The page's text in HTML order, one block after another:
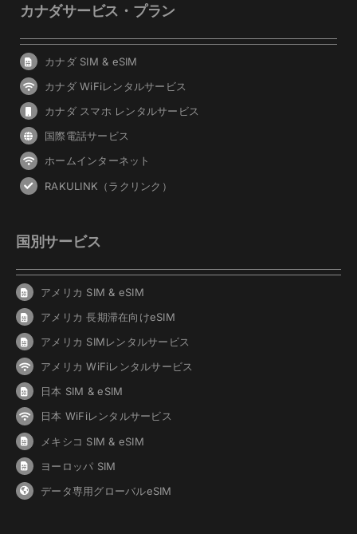
カナダサービス・プラン
カナダ SIM & eSIM
カナダ WiFiレンタルサービス
カナダ スマホ レンタルサービス
国際電話サービス
ホームインターネット
RAKULINK（ラクリンク）
国別サービス
アメリカ SIM & eSIM
アメリカ 長期滞在向けeSIM
アメリカ SIMレンタルサービス
アメリカ WiFiレンタルサービス
日本 SIM & eSIM
日本 WiFiレンタルサービス
メキシコ SIM & eSIM
ヨーロッパ SIM
データ専用グローバルeSIM